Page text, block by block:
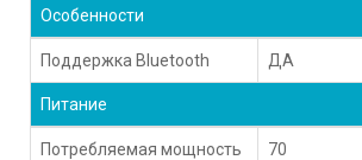
Особенности
Поддержка Bluetooth ДА
Питание
Потребляемая мощность
70